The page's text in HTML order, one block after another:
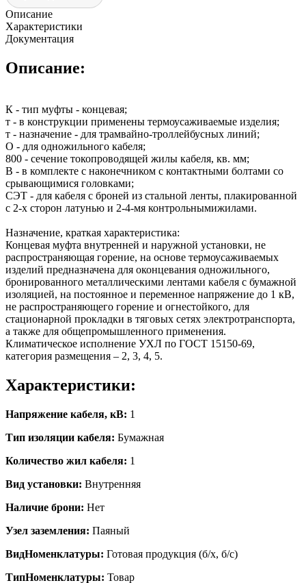
Описание
Характеристики
Документация
Описание:
К - тип муфты - концевая;
т - в конструкции применены термоусаживаемые изделия;
т - назначение - для трамвайно-троллейбусных линий;
О - для одножильного кабеля;
800 - сечение токопроводящей жилы кабеля, кв. мм;
В - в комплекте с наконечником с контактными болтами со
срывающимися головками;
СЭТ - для кабеля с броней из стальной ленты, плакированной
с 2-х сторон латунью и 2-4-мя контрольнымижилами.
Назначение, краткая характеристика:
Концевая муфта внутренней и наружной установки, не
распространяющая горение, на основе термоусаживаемых
изделий предназначена для оконцевания одножильного,
бронированного металлическими лентами кабеля с бумажной
изоляцией, на постоянное и переменное напряжение до 1 кВ,
не распространяющего горение и огнестойкого, для
стационарной прокладки в тяговых сетях электротранспорта,
а также для общепромышленного применения.
Климатическое исполнение УХЛ по ГОСТ 15150-69,
категория размещения – 2, 3, 4, 5.
Характеристики:
Напряжение кабеля, кВ: 1
Тип изоляции кабеля: Бумажная
Количество жил кабеля: 1
Вид установки: Внутренняя
Наличие брони: Нет
Узел заземления: Паяный
ВидНоменклатуры: Готовая продукция (б/х, б/с)
ТипНоменклатуры: Товар